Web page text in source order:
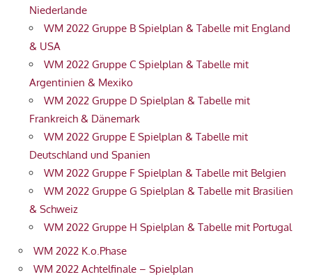
Niederlande
WM 2022 Gruppe B Spielplan & Tabelle mit England
& USA
WM 2022 Gruppe C Spielplan & Tabelle mit
Argentinien & Mexiko
WM 2022 Gruppe D Spielplan & Tabelle mit
Frankreich & Dänemark
WM 2022 Gruppe E Spielplan & Tabelle mit
Deutschland und Spanien
WM 2022 Gruppe F Spielplan & Tabelle mit Belgien
WM 2022 Gruppe G Spielplan & Tabelle mit Brasilien
& Schweiz
WM 2022 Gruppe H Spielplan & Tabelle mit Portugal
WM 2022 K.o.Phase
WM 2022 Achtelfinale – Spielplan